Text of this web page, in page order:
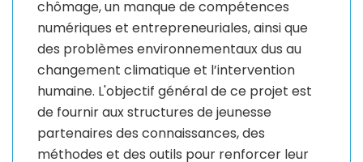
chômage, un manque de compétences
numériques et entrepreneuriales, ainsi que
des problèmes environnementaux dus au
changement climatique et l’intervention
humaine. L'objectif général de ce projet est
de fournir aux structures de jeunesse
partenaires des connaissances, des
méthodes et des outils pour renforcer leur